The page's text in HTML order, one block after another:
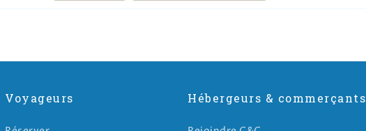
Voyageurs Hébergeurs & commerçants